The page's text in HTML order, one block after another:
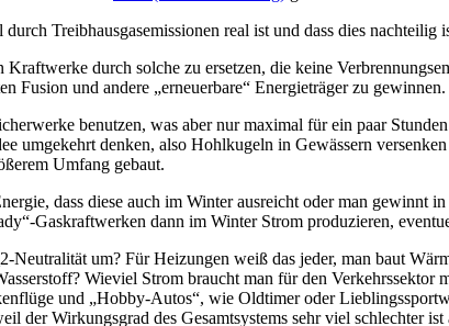
Treibhausgasemissionen real ist und dass dies nachteilig
durch solche zu ersetzen, die keine
Fusion und andere „erneuerbare“ Energieträger zu gewinnen.
benutzen, was aber nur maximal für ein paar
umgekehrt denken, also Hohlkugeln in Gewässern
Umfang gebaut.
dass diese auch im Winter ausreicht oder man gewinnt
Gaskraftwerken dann im Winter Strom produzieren,
um? Für Heizungen weiß das jeder, man baut
Wieviel Strom braucht man für den Verkehrssektor
und „Hobby-Autos“, wie Oldtimer oder
Wirkungsgrad des Gesamtsystems sehr viel schlechter